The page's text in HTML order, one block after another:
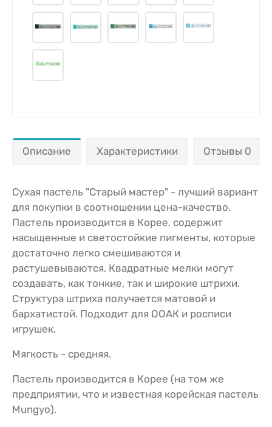
Описание Характеристики Отзывы 0
Сухая пастель "Старый мастер" - лучший вариант
для покупки в соотношении цена-качество.
Пастель производится в Корее, содержит
насыщенные и светостойкие пигменты, которые
достаточно легко смешиваются и
растушевываются. Квадратные мелки могут
создавать, как тонкие, так и широкие штрихи.
Структура штриха получается матовой и
бархатистой. Подходит для ООАК и росписи
игрушек.
Мягкость - средняя.
Пастель производится в Корее (на том же
предприятии, что и известная корейская пастель
Mungyo).